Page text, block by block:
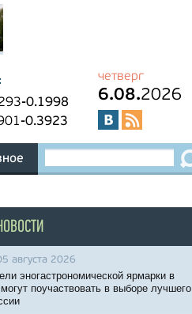
-0.1998
-0.3923
четверг
6.08.2026
августа 2026
эногастрономической ярмарки в
поучаствовать в выборе лучшего